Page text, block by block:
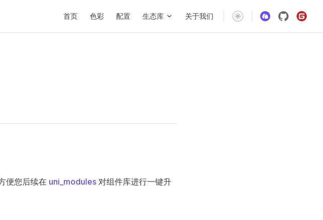
首页 色彩 配置 生态库 关于我们
便您后续在 uni_modules 对组件库进行一键升